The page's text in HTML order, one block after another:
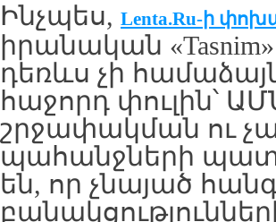
Ինչպես, Lenta.Ru-ի
իրանական
դեռևս չի
հաջորդ փուլին՝
շրջափակման ու
պահանջների
են, որ չնայած